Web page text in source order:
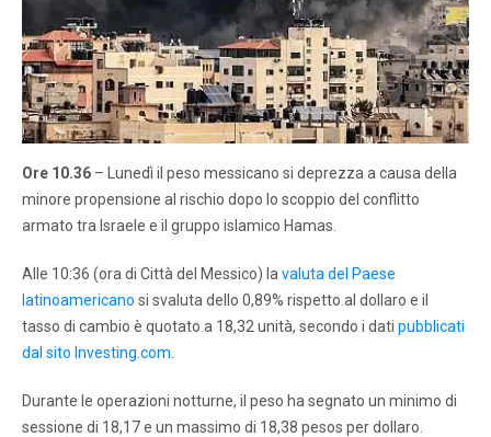
Ore 10.36 – Lunedì il peso messicano si deprezza a causa della
minore propensione al rischio dopo lo scoppio del conflitto
armato tra Israele e il gruppo islamico Hamas.
Alle 10:36 (ora di Città del Messico) la valuta del Paese
latinoamericano si svaluta dello 0,89% rispetto al dollaro e il
tasso di cambio è quotato a 18,32 unità, secondo i dati pubblicati
dal sito Investing.com
Durante le operazioni notturne, il peso ha segnato un minimo di
sessione di 18,17 e un massimo di 18,38 pesos per dollaro.